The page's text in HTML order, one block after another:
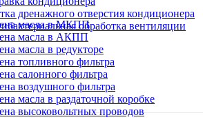
дренажного отверстия кондиционера
обработка вентиляции
масла в МКПП
масла в АКПП
масла в редукторе
топливного фильтра
салонного фильтра
воздушного фильтра
масла в раздаточной коробке
высоковольтных проводов